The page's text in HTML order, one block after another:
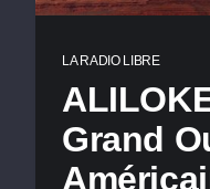
LA RADIO LIBRE
Grand